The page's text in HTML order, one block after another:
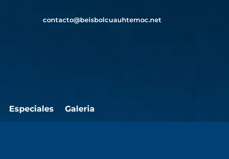
contacto@beisbolcuauhtemoc.net
Especiales Galeria